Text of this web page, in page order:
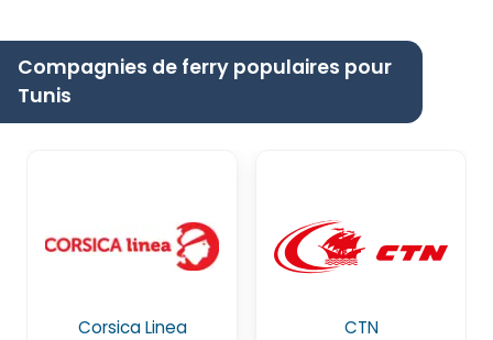
Compagnies de ferry populaires pour
Tunis
Corsica Linea CTN